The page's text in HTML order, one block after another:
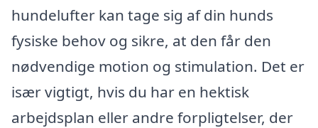
hundelufter kan tage sig af din hunds
fysiske behov og sikre, at den får den
nødvendige motion og stimulation. Det er
især vigtigt, hvis du har en hektisk
arbejdsplan eller andre forpligtelser, der